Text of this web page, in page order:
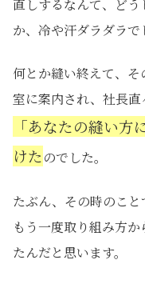
直しするなんて、ど
か、冷や汗ダラダラで
何とか縫い終えて、
室に案内され、社長直
「あなたの縫い
けた のでした。
たぶん、その時のこと
もう一度取り組み方
たんだと思います。